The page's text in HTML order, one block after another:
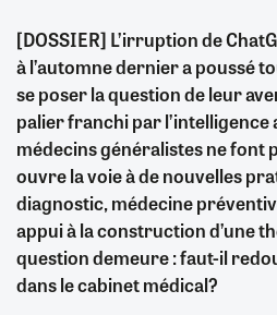
[DOSSIER] L’irruption de
à l’automne dernier a poussé
se poser la question de leur
palier franchi par l’intelligence
médecins généralistes ne font
ouvre la voie à de nouvelles
diagnostic, médecine
appui à la construction d’une
question demeure : faut-il
dans le cabinet médical?